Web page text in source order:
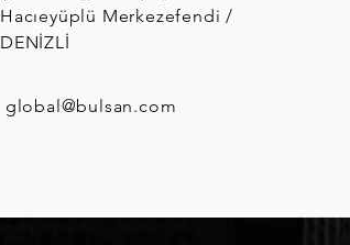
Hacıeyüplü Merkezefendi /
DENİZLİ
global@bulsan.com